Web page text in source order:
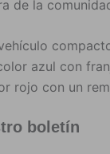
de la
azul con
rojo con un
boletín